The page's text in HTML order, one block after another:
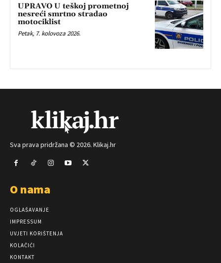
UPRAVO U teškoj prometnoj
nesreći smrtno stradao
motociklist
Petak, 7. kolovoza 2026.
Sva prava pridržana © 2026. Klikaj.hr
O nama
OGLAŠAVANJE
IMPRESSUM
UVJETI KORIŠTENJA
KOLAČIĆI
KONTAKT